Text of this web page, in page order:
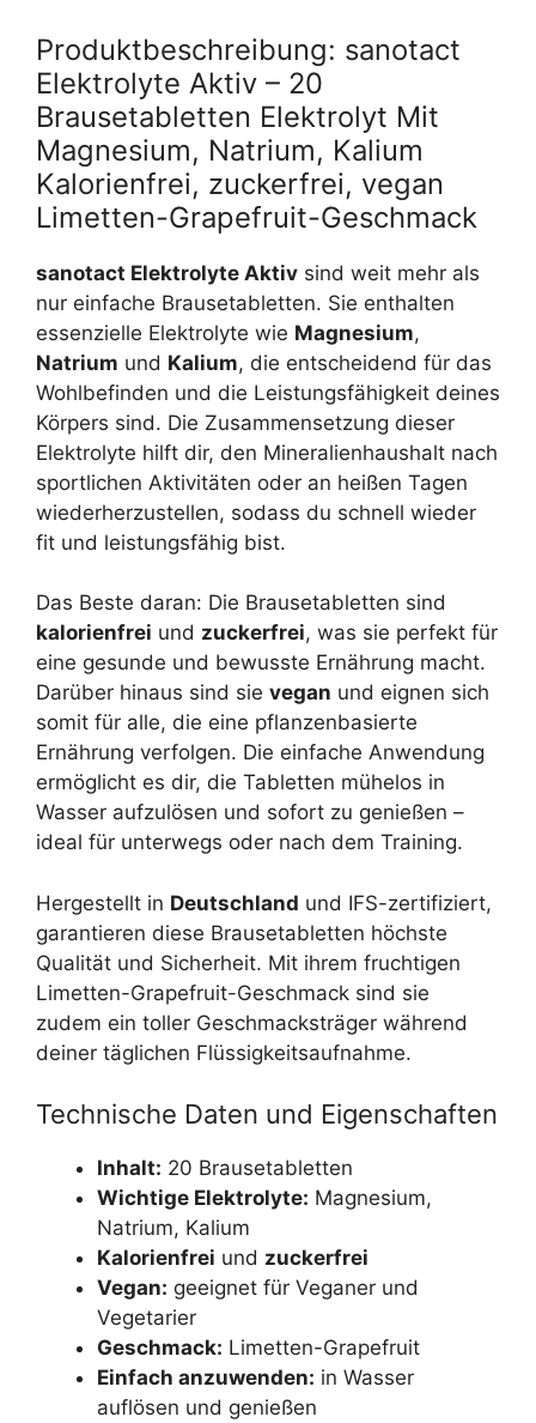
Produktbeschreibung: sanotact
Elektrolyte Aktiv – 20
Brausetabletten Elektrolyt Mit
Magnesium, Natrium, Kalium
Kalorienfrei, zuckerfrei, vegan
Limetten-Grapefruit-Geschmack
sanotact Elektrolyte Aktiv sind weit mehr als
nur einfache Brausetabletten. Sie enthalten
essenzielle Elektrolyte wie Magnesium,
Natrium und Kalium, die entscheidend für das
Wohlbefinden und die Leistungsfähigkeit deines
Körpers sind. Die Zusammensetzung dieser
Elektrolyte hilft dir, den Mineralienhaushalt nach
sportlichen Aktivitäten oder an heißen Tagen
wiederherzustellen, sodass du schnell wieder
fit und leistungsfähig bist.
Das Beste daran: Die Brausetabletten sind
kalorienfrei und zuckerfrei, was sie perfekt für
eine gesunde und bewusste Ernährung macht.
Darüber hinaus sind sie vegan und eignen sich
somit für alle, die eine pflanzenbasierte
Ernährung verfolgen. Die einfache Anwendung
ermöglicht es dir, die Tabletten mühelos in
Wasser aufzulösen und sofort zu genießen –
ideal für unterwegs oder nach dem Training.
Hergestellt in Deutschland und IFS-zertifiziert,
garantieren diese Brausetabletten höchste
Qualität und Sicherheit. Mit ihrem fruchtigen
Limetten-Grapefruit-Geschmack sind sie
zudem ein toller Geschmacksträger während
deiner täglichen Flüssigkeitsaufnahme.
Technische Daten und Eigenschaften
Inhalt: 20 Brausetabletten
Wichtige Elektrolyte: Magnesium,
Natrium, Kalium
Kalorienfrei und zuckerfrei
Vegan: geeignet für Veganer und
Vegetarier
Geschmack: Limetten-Grapefruit
Einfach anzuwenden: in Wasser
auflösen und genießen